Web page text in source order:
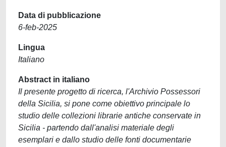
Data di pubblicazione
6-feb-2025
Lingua
Italiano
Abstract in italiano
Il presente progetto di ricerca, l'Archivio Possessori
della Sicilia, si pone come obiettivo principale lo
studio delle collezioni librarie antiche conservate in
Sicilia - partendo dall'analisi materiale degli
esemplari e dallo studio delle fonti documentarie